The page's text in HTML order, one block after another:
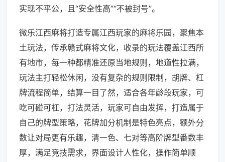
实现不平公，且“安全性高”“不被封号”。
微乐江西麻将打造专属江西玩家的麻将乐园，聚焦本
土玩法，传承赣式麻将文化，收录的玩法覆盖江西所
有地市，每一种都精准还原当地规则，地道性拉满，
玩法主打轻松休闲，没有复杂的规则限制，胡牌、杠
牌流程简单，结算一目了然，适合各年龄段玩家，可
吃可碰可杠，打法灵活，玩家可自由发挥，打造属于
自己的牌型策略，花牌加分机制是特色亮点，额外分
数让对局更有乐趣，清一色、七对等高阶牌型番数丰
厚，满足竞技需求，界面设计人性化，操作简单顺